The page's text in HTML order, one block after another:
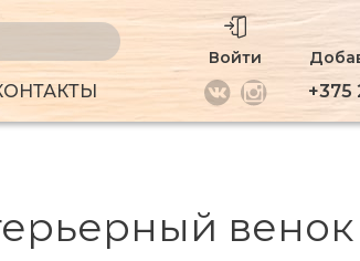
Войти
+375
венок